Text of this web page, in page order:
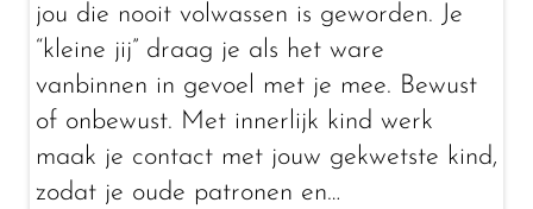
jou die nooit volwassen is geworden. Je
“kleine jij” draag je als het ware
vanbinnen in gevoel met je mee. Bewust
of onbewust. Met innerlijk kind werk
maak je contact met jouw gekwetste kind,
zodat je oude patronen en…